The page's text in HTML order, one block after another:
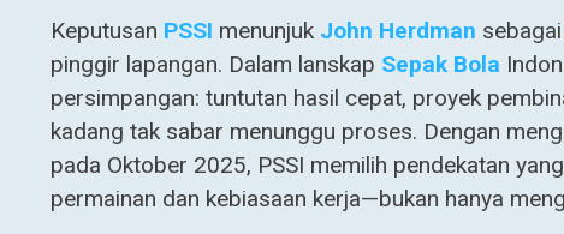
Keputusan PSSI menunjuk John Herdman sebagai
pinggir lapangan. Dalam lanskap Sepak Bola
persimpangan: tuntutan hasil cepat, proyek
kadang tak sabar menunggu proses. Dengan
pada Oktober 2025, PSSI memilih pendekatan
permainan dan kebiasaan kerja—bukan hanya